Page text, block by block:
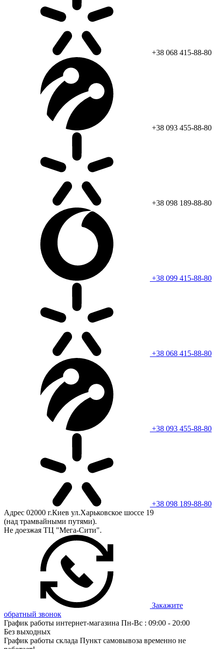
+38 068 415-88-80
+38 093 455-88-80
+38 098 189-88-80
+38 099 415-88-80
+38 068 415-88-80
+38 093 455-88-80
+38 098 189-88-80
Адрес 02000 г.Киев ул.Харьковское шоссе 19
(над трамвайными путями).
Не доезжая ТЦ "Мега-Сити".
Закажите
обратный звонок
График работы интернет-магазина Пн-Вс : 09:00 - 20:00
Без выходных
График работы склада Пункт самовывоза временно не